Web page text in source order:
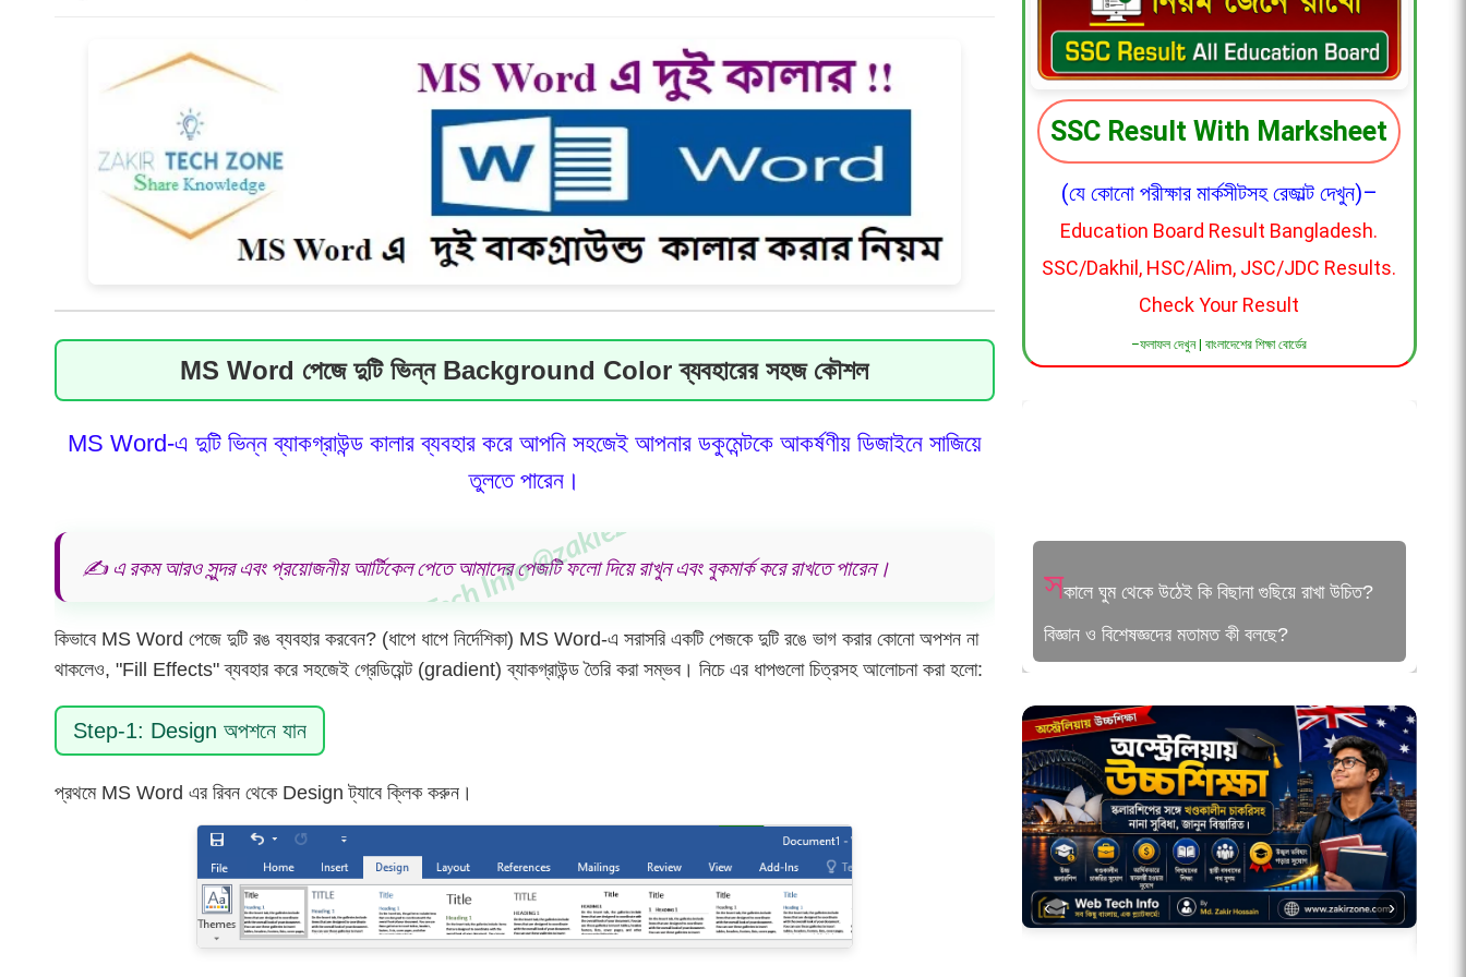
AI ব্যবহার করে কোড লেখাঃ স্মার্ট ডেভেলপমেন্টের নতুন যুগ । Complete Ai Coding Guide.
বাংলাদেশি শিক্ষার্থীদের জন্য সুখবর: বিনা মূল্যে কোরিয়ান ভাষা শেখার সুযোগ, আছে আন্তর্জাতিক সার্টিফিকেটও ।
NBR Tax Audit Status Checker Tool – আপনি কি NBR অডিট লিস্টে আছেন? এখনই চেক করুন
সাত প্রকার লোককে আল্লাহ তাঁর আরশের ছায়া দান করবেন ।
আয়কর রিটার্ন নিরীক্ষার সময় কর কর্মকর্তারা কী কী দেখেন? | Tax Audit Bangladesh
দুআ: কঠিন বিপদ-মুসিবত, কষ্ট ও চরম হতাশা থেকে আশ্রয় প্রার্থনা (আরবি ও বাংলা অর্থসহ)
Medical Dictionary – Over 16,000 Terms Clearly Defined
বাংলাদেশে সেরা ১০টি প্যাসিভ ইনকাম উৎস | সম্পূর্ণ গাইড ।
সকালে ঘুম থেকে উঠেই কি বিছানা গুছিয়ে রাখা উচিত? বিজ্ঞান ও বিশেষজ্ঞদের মতামত কী বলছে?
MS Word পেজে দুটি ভিন্ন Background Color ব্যবহারের সহজ কৌশল
MS Word-এ দুটি ভিন্ন ব্যাকগ্রাউন্ড কালার ব্যবহার করে আপনি সহজেই আপনার ডকুমেন্টকে আকর্ষণীয় ডিজাইনে সাজিয়ে
তুলতে পারেন।
✍️ এ রকম আরও সুন্দর এবং প্রয়োজনীয় আর্টিকেল পেতে আমাদের পেজটি ফলো দিয়ে রাখুন এবং বুকমার্ক করে রাখতে পারেন।
কিভাবে MS Word পেজে দুটি রঙ ব্যবহার করবেন? (ধাপে ধাপে নির্দেশিকা) MS Word-এ সরাসরি একটি পেজকে দুটি রঙে ভাগ করার কোনো অপশন না
থাকলেও, "Fill Effects" ব্যবহার করে সহজেই গ্রেডিয়েন্ট (gradient) ব্যাকগ্রাউন্ড তৈরি করা সম্ভব। নিচে এর ধাপগুলো চিত্রসহ আলোচনা করা হলো:
Step-1: Design অপশনে যান
প্রথমে MS Word এর রিবন থেকে Design ট্যাবে ক্লিক করুন।
SSC Result With Marksheet
(যে কোনো পরীক্ষার মার্কসীটসহ রেজাল্ট দেখুন)–
Education Board Result Bangladesh.
SSC/Dakhil, HSC/Alim, JSC/JDC Results.
Check Your Result
–ফলাফল দেখুন | বাংলাদেশের শিক্ষা বোর্ডের
আ
বিশেষজ্ঞরা জানিয়েছেন, কেন কখনোই প্লাস্টিকের পাত্র
ব্যবহার করা উচিত নয়।
‹ ›